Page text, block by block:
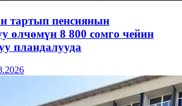
тартып пенсиянын
өлчөмүн 8 800 сомго чейин
пландалууда